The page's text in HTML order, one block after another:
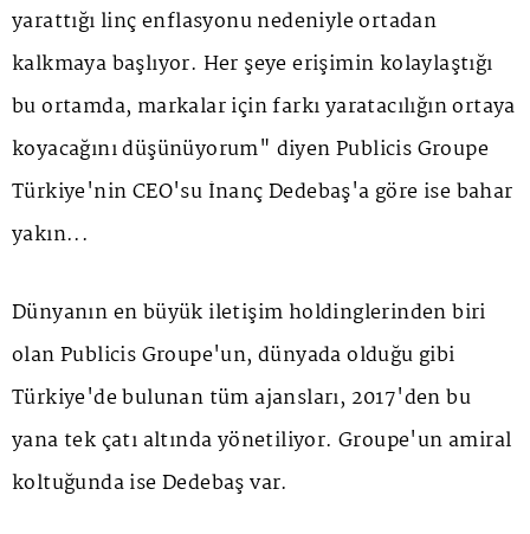
yarattığı linç enflasyonu nedeniyle ortadan
kalkmaya başlıyor. Her şeye erişimin kolaylaştığı
bu ortamda, markalar için farkı yaratacılığın ortaya
koyacağını düşünüyorum" diyen Publicis Groupe
Türkiye'nin CEO'su İnanç Dedebaş'a göre ise bahar
yakın...
Dünyanın en büyük iletişim holdinglerinden biri
olan Publicis Groupe'un, dünyada olduğu gibi
Türkiye'de bulunan tüm ajansları, 2017'den bu
yana tek çatı altında yönetiliyor. Groupe'un amiral
koltuğunda ise Dedebaş var.